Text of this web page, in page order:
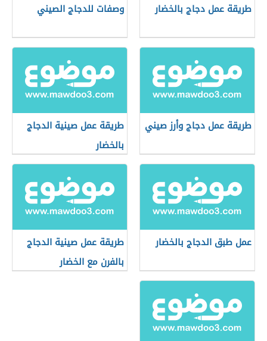
طريقة عمل دجاج بالخضار وصفات للدجاج الصيني
طريقة عمل دجاج وأرز صيني
طريقة عمل صينية الدجاج
بالخضار
عمل طبق الدجاج بالخضار
طريقة عمل صينية الدجاج
بالفرن مع الخضار